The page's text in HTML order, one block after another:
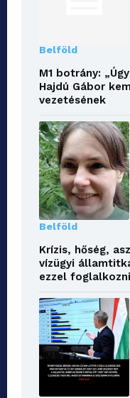
Belföld
M1 botrány:
Hajdú Gábor
vezetésének
Belföld
Krízis, hőség,
vízügyi
ezzel